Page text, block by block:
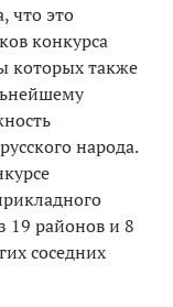
что это
конкурса
которых также
народа.
19 районов и 8
соседних